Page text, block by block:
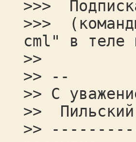
>>>
>>>
cml" в теле
>>
>> --
>> С
>> Пильский
>>